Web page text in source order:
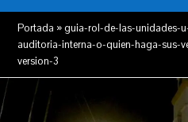
Portada »guia-rol-de-las-unidades-
auditoria-interna-o-quien-haga-sus-
version-3